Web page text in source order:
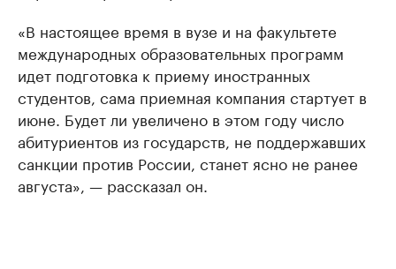
«В настоящее время в вузе и на факультете
международных образовательных программ
идет подготовка к приему иностранных
студентов, сама приемная компания стартует в
июне. Будет ли увеличено в этом году число
абитуриентов из государств, не поддержавших
санкции против России, станет ясно не ранее
августа», — рассказал он.